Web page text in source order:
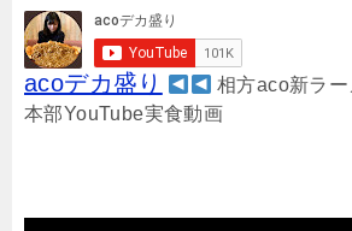
acoデカ盛り
相方aco新ラ
本部YouTube実食動画